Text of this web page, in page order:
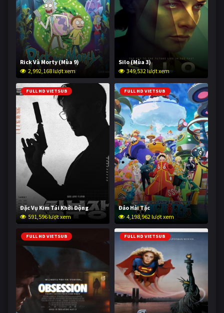
Rick Và Morty (Mùa 9)
2,992,168 lượt xem
Silo (Mùa 3)
349,532 lượt xem
FULL HD VIETSUB
Đặc Vụ Kim Tái Khởi Động
591,596 lượt xem
FULL HD VIETSUB
Đảo Hải Tặc
4,198,962 lượt xem
FULL HD VIETSUB FULL HD VIETSUB